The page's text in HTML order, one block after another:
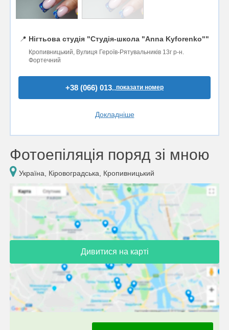
📍 Нігтьова студія "Студія-школа "Anna Kyforenko""
Кропивницький, Вулиця Героїв-Рятувальників 13г р-н.
Фортечний
+38 (066) 013..показати номер
Докладніше
Фотоепіляція поряд зі мною
Україна, Кіровоградська, Кропивницький
Дивитися на карті